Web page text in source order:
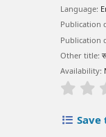
Language:
Publication
Publication
Other title:
Availability:
star rating